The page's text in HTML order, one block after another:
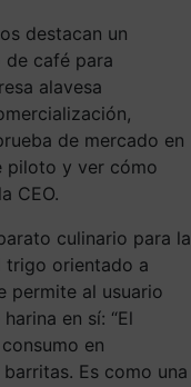
destacan un
de café para
alavesa
de mercado en
piloto y ver cómo
CEO.
culinario para la
trigo orientado a
permite al usuario
en sí: “El
en
Es como una